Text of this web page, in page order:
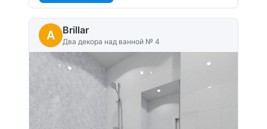
A Brillar
Два декора над ванной № 4